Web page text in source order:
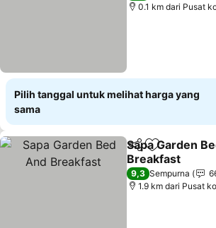
0.1 km dari Pusat
Pilih tanggal untuk melihat harga yang
sama
BagikanTambahkan
Sapa Garden
Breakfast
9,3 Sempurna
1.9 km dari Pusat